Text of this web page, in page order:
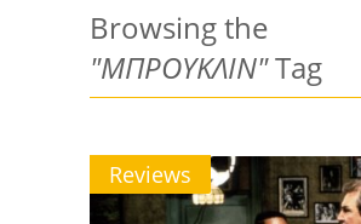
Browsing the
"ΜΠΡΟΥΚΛΙΝ"Tag
Reviews